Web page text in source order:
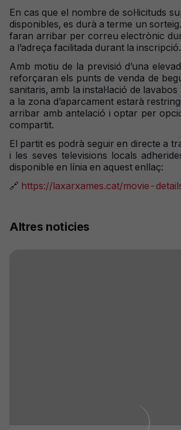
En cas que el nombre de sol·licituds
disponibles, es durà a terme un
faran arribar per correu electrònic
a l’adreça facilitada durant la inscripció.
Amb motiu de la previsió d’una
reforçaran els punts de venda de
sanitaris, amb la instal·lació de lavabos
a la zona d’aparcament estarà
arribar amb antelació i optar per
compartit.
El partit es podrà seguir en directe a
i les seves televisions locals
disponible en línia en aquest enllaç:
🔗 https://laxarxames.cat/movie-
Altres noticies